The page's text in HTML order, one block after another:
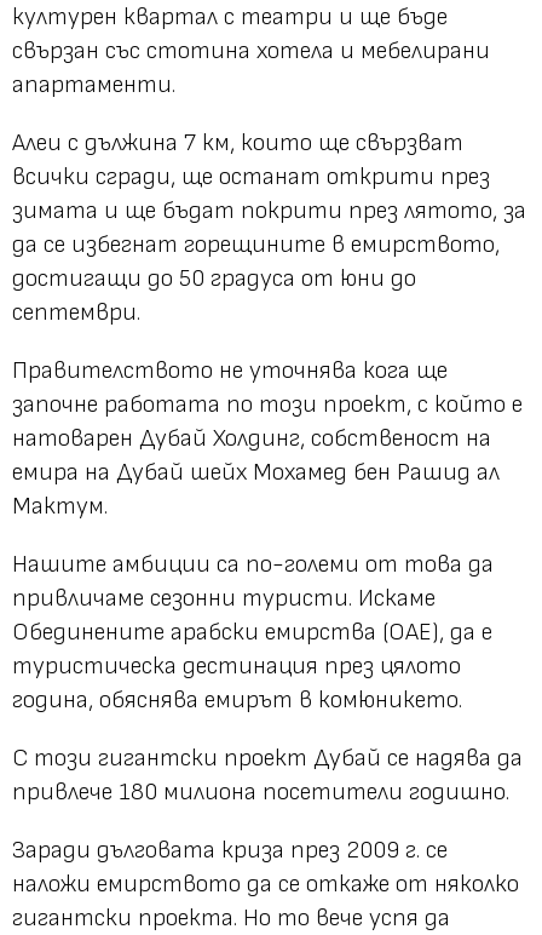
културен квартал с театри и ще бъде
свързан със стотина хотела и мебелирани
апартаменти.
Алеи с дължина 7 км, които ще свързват
всички сгради, ще останат открити през
зимата и ще бъдат покрити през лятото, за
да се избегнат горещините в емирството,
достигащи до 50 градуса от юни до
септември.
Правителството не уточнява кога ще
започне работата по този проект, с който е
натоварен Дубай Холдинг, собственост на
емира на Дубай шейх Мохамед бен Рашид ал
Мактум.
Нашите амбиции са по-големи от това да
привличаме сезонни туристи. Искаме
Обединените арабски емирства (ОАЕ), да е
туристическа дестинация през цялото
година, обяснява емирът в комюникето.
С този гигантски проект Дубай се надява да
привлече 180 милиона посетители годишно.
Заради дълговата криза през 2009 г. се
наложи емирството да се откаже от няколко
гигантски проекта. Но то вече успя да